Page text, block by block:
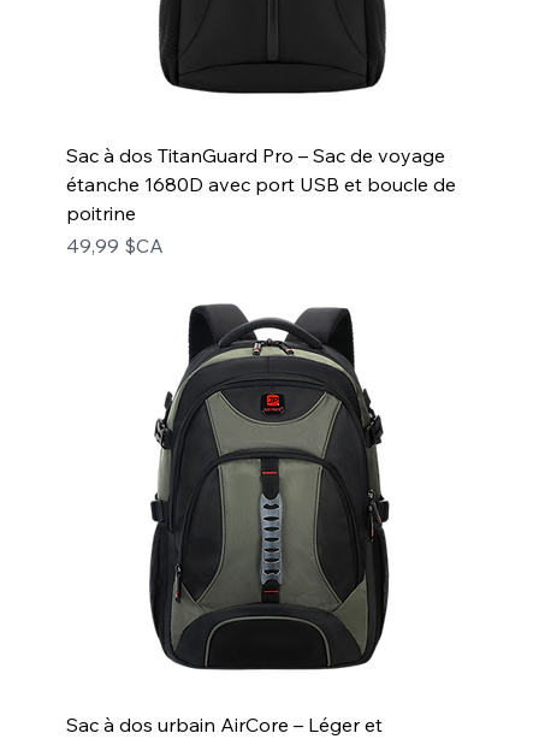
Sac à dos TitanGuard Pro – Sac de voyage
étanche 1680D avec port USB et boucle de
poitrine
Prix
49,99 $CA
Sac à dos urbain AirCore – Léger et